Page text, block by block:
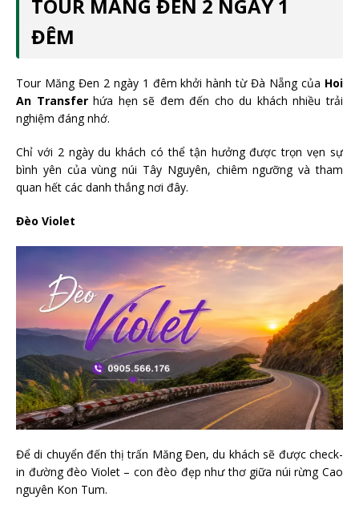
TOUR MĂNG ĐEN 2 NGÀY 1
ĐÊM
Tour Măng Đen 2 ngày 1 đêm khởi hành từ Đà Nẵng của Hoi
An Transferhứa hẹn sẽ đem đến cho du khách nhiều trải
nghiệm đáng nhớ.
Chỉ với 2 ngày du khách có thể tận hưởng được trọn vẹn sự
bình yên của vùng núi Tây Nguyên, chiêm ngưỡng và tham
quan hết các danh thắng nơi đây.
Đèo Violet
Để di chuyển đến thị trấn Măng Đen, du khách sẽ được check-
in đường đèo Violet – con đèo đẹp như thơ giữa núi rừng Cao
nguyên Kon Tum.